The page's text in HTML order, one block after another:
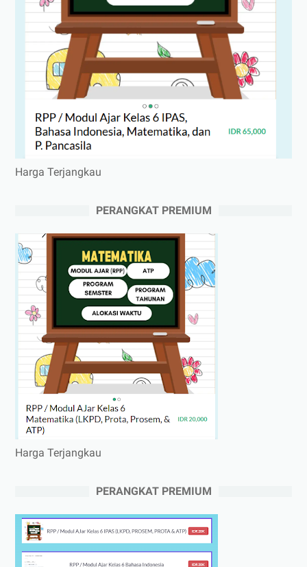
Harga Terjangkau
PERANGKAT PREMIUM
Harga Terjangkau
PERANGKAT PREMIUM